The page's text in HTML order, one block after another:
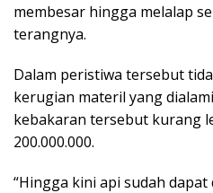
membesar hingga melalap
terangnya.
Dalam peristiwa tersebut
kerugian materil yang
kebakaran tersebut kurang
200.000.000.
“Hingga kini api sudah